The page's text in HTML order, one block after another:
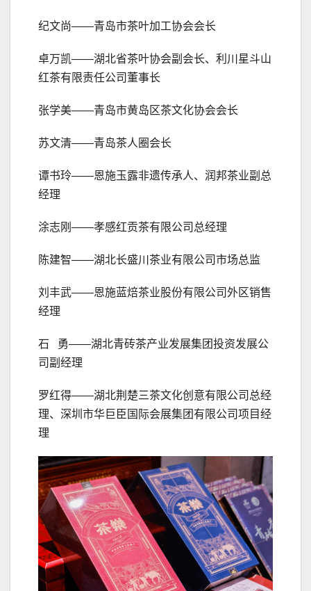
纪文尚——青岛市茶叶加工协会会长
卓万凯——湖北省茶叶协会副会长、利川星斗山
红茶有限责任公司董事长
张学美——青岛市黄岛区茶文化协会会长
苏文清——青岛茶人圈会长
谭书玲——恩施玉露非遗传承人、润邦茶业副总
经理
涂志刚——孝感红贡茶有限公司总经理
陈建智——湖北长盛川茶业有限公司市场总监
刘丰武——恩施蓝焙茶业股份有限公司外区销售
经理
石 勇——湖北青砖茶产业发展集团投资发展公
司副经理
罗红得——湖北荆楚三茶文化创意有限公司总经
理、深圳市华巨臣国际会展集团有限公司项目经
理